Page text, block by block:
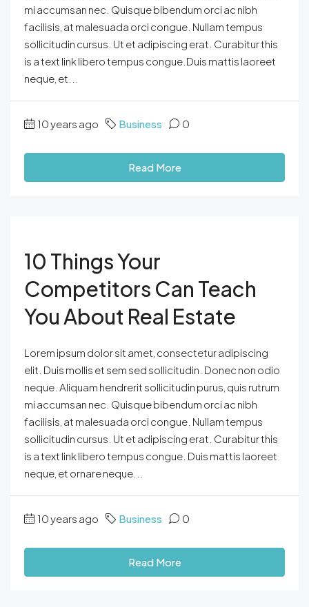
mi accumsan nec. Quisque bibendum orci ac nibh
facilisis, at malesuada orci congue. Nullam tempus
sollicitudin cursus. Ut et adipiscing erat. Curabitur this
is a text link libero tempus congue.Duis mattis laoreet
neque, et...
10 years ago Business 0
Read More
10 Things Your
Competitors Can Teach
You About Real Estate
Lorem ipsum dolor sit amet, consectetur adipiscing
elit. Duis mollis et sem sed sollicitudin. Donec non odio
neque. Aliquam hendrerit sollicitudin purus, quis rutrum
mi accumsan nec. Quisque bibendum orci ac nibh
facilisis, at malesuada orci congue. Nullam tempus
sollicitudin cursus. Ut et adipiscing erat. Curabitur this
is a text link libero tempus congue. Duis mattis laoreet
neque, et ornare neque...
10 years ago Business 0
Read More